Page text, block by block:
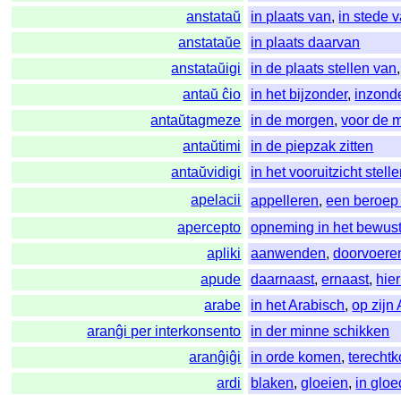
anstataŭ
in plaats van, in stede
anstataŭe
in plaats daarvan
anstataŭigi
in de plaats stellen van
antaŭ ĉio
in het bijzonder,
antaŭtagmeze
in de morgen,voor de
antaŭtimi
in de piepzak zitten
antaŭvidigi
in het vooruitzicht
apelacii
appelleren,een
apercepto
opneming in het
apliki
aanwenden,
apude
daarnaast,ernaast,
arabe
in het Arabisch,op zijn
aranĝi per interkonsento
in der minne schikken
aranĝiĝi
in orde komen,
ardi
blaken,gloeien, in